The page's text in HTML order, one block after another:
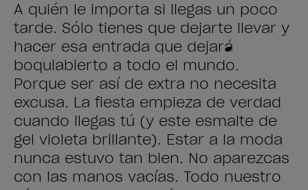
A quién le importa si llegas un poco
tarde. Sólo tienes que dejarte llevar y
hacer esa entrada que dejará
boquiabierto a todo el mundo.
Porque ser así de extra no necesita
excusa. La fiesta empieza de verdad
cuando llegas tú (y este esmalte de
gel violeta brillante). Estar a la moda
nunca estuvo tan bien. No aparezcas
con las manos vacías. Todo nuestro